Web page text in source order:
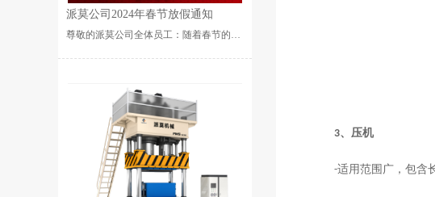
3、压机
-适用范围广，包含
派莫公司2024年春节放假通知